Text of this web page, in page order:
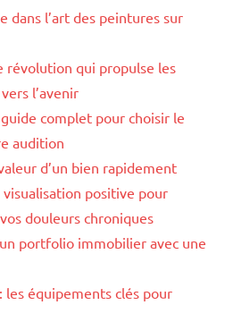
dans l’art des peintures sur
révolution qui propulse les
l’avenir
complet pour choisir le
audition
d’un bien rapidement
positive pour
douleurs chroniques
portfolio immobilier avec une
équipements clés pour